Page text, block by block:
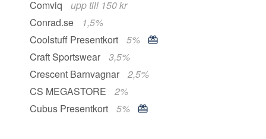
Comviq
upp till 150 kr
Conrad.se
1,5%
Coolstuff Presentkort
5%
Craft Sportswear
3,5%
Crescent Barnvagnar
2,5%
CS MEGASTORE
2%
Cubus Presentkort
5%